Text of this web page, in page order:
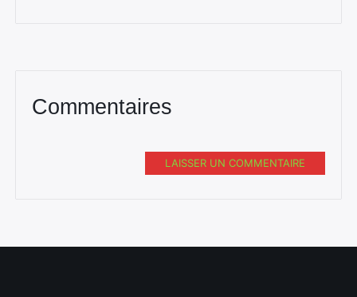
Commentaires
LAISSER UN COMMENTAIRE